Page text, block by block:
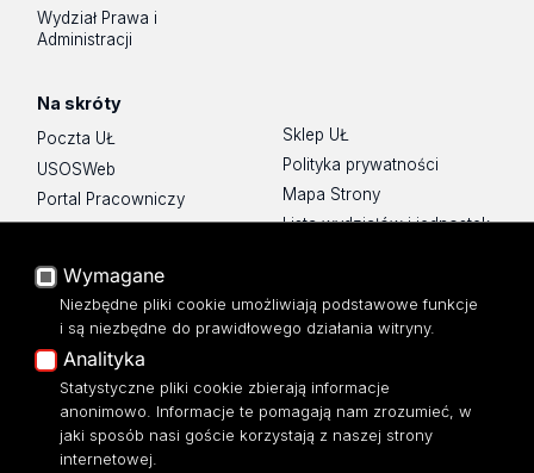
Wydział Prawa i
Administracji
Na skróty
Poczta UŁ
USOSWeb
Portal Pracowniczy
Baza Aktów Własnych
Moodle
Eksperci UŁ
Polityka Prywatności
Dostępność
Sklep UŁ
Polityka prywatności
Mapa Strony
Lista wydziałów i jednostek
Wymagane
Niezbędne pliki cookie umożliwiają podstawowe funkcje
i są niezbędne do prawidłowego działania witryny.
Analityka
Statystyczne pliki cookie zbierają informacje
anonimowo. Informacje te pomagają nam zrozumieć, w
jaki sposób nasi goście korzystają z naszej strony
internetowej.